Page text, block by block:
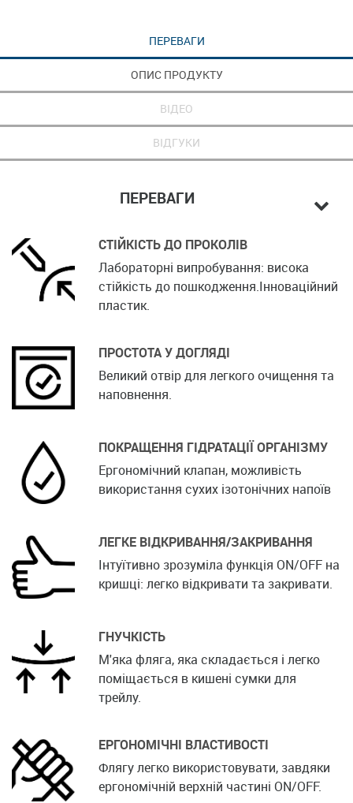
ПЕРЕВАГИ
ОПИС ПРОДУКТУ
ВІДЕО
ВІДГУКИ
ПЕРЕВАГИ
СТІЙКІСТЬ ДО ПРОКОЛІВ
Лабораторні випробування: висока
стійкість до пошкодження.Інноваційний
пластик.
ПРОСТОТА У ДОГЛЯДІ
Великий отвір для легкого очищення та
наповнення.
ПОКРАЩЕННЯ ГІДРАТАЦІЇ ОРГАНІЗМУ
Ергономічний клапан, можливість
використання сухих ізотонічних напоїв
ЛЕГКЕ ВІДКРИВАННЯ/ЗАКРИВАННЯ
Інтуїтивно зрозуміла функція ON/OFF на
кришці: легко відкривати та закривати.
ГНУЧКІСТЬ
М'яка фляга, яка складається і легко
поміщається в кишені сумки для
трейлу.
ЕРГОНОМІЧНІ ВЛАСТИВОСТІ
Флягу легко використовувати, завдяки
ергономічній верхній частині ON/OFF.